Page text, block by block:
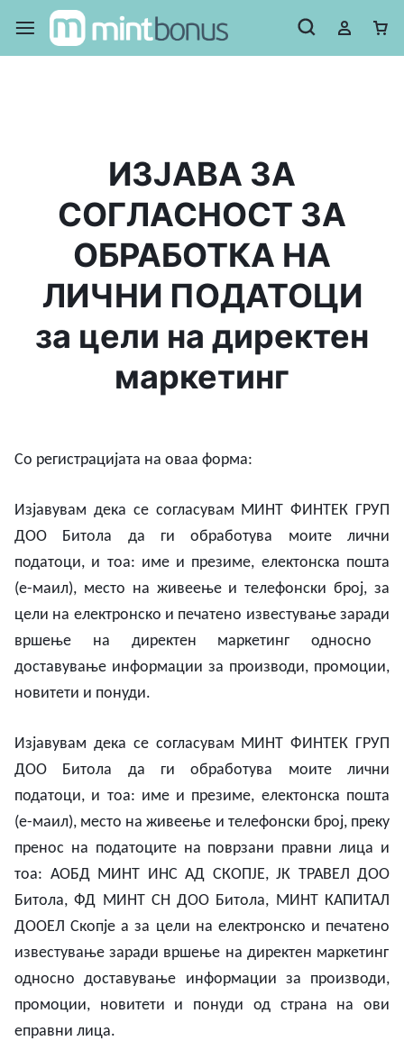
ИЗЈАВА ЗА
СОГЛАСНОСТ ЗА
ОБРАБОТКА НА
ЛИЧНИ ПОДАТОЦИ
за цели на директен
маркетинг
Со регистрацијата на оваа форма:
Изјавувам дека се согласувам МИНТ ФИНТЕК ГРУП
ДОО Битола да ги обработува моите
лични
податоци, и тоа: име и презиме, електонска пошта
(е-маил), место на живеење и телефонски број, за
цели на електронско и печатено известувањезаради
вршење
на директен маркетинг
односно
доставување информации за производи, промоции,
новитети и понуди.
Изјавувам дека се согласувам МИНТ ФИНТЕК ГРУП
ДОО Битола да ги обработува моите
лични
податоци, и тоа: име и презиме, електонска пошта
(е-маил), место на живеење и телефонски број, преку
пренос на податоците на поврзани правни лица и
тоа: АОБД МИНТ ИНС АД СКОПЈЕ, ЈК ТРАВЕЛ ДОО
Битола, ФД МИНТ СН ДОО Битола, МИНТ КАПИТАЛ
ДООЕЛ Скопје аза цели на електронско и печатено
известување заради вршење на директен маркетинг
односно доставување информации за
производи,
промоции, новитети и понуди од страна на ови
еправни лица.